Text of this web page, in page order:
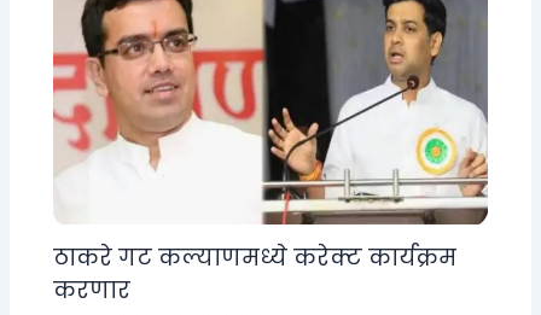
ठाकरे गट कल्याणमध्ये करेक्ट कार्यक्रम
करणार